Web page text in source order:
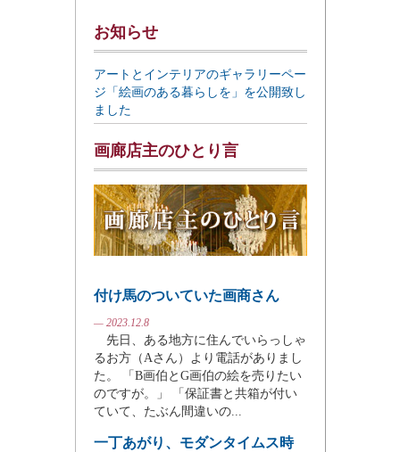
お知らせ
アートとインテリアのギャラリーペー
ジ「絵画のある暮らしを」を公開致し
ました
画廊店主のひとり言
付け馬のついていた画商さん
— 2023.12.8
先日、ある地方に住んでいらっしゃ
るお方（Aさん）より電話がありまし
た。 「B画伯とG画伯の絵を売りたい
のですが。」 「保証書と共箱が付い
ていて、たぶん間違いの...
一丁あがり、モダンタイムス時